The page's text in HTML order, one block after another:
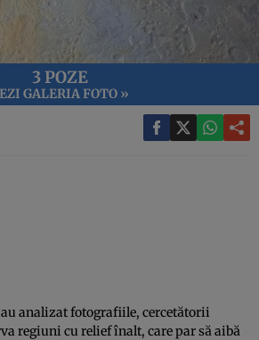
3 POZE
GALERIA FOTO »
analizat fotografiile, cercetătorii
regiuni cu relief înalt, care par să aibă